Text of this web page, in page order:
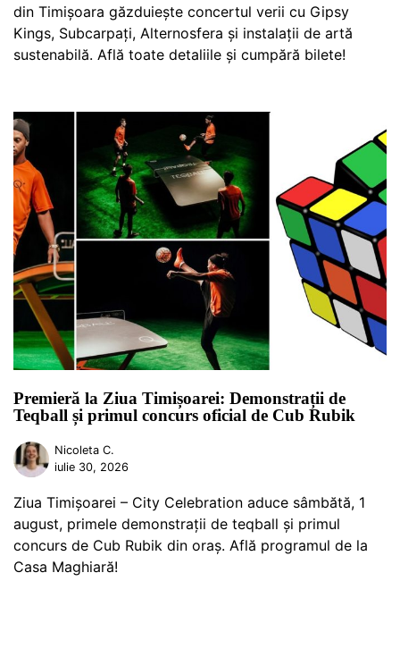
din Timișoara găzduiește concertul verii cu Gipsy
Kings, Subcarpați, Alternosfera și instalații de artă
sustenabilă. Află toate detaliile și cumpără bilete!
Premieră la Ziua Timișoarei: Demonstrații de
Teqball și primul concurs oficial de Cub Rubik
Nicoleta C.
iulie 30, 2026
Ziua Timișoarei – City Celebration aduce sâmbătă, 1
august, primele demonstrații de teqball și primul
concurs de Cub Rubik din oraș. Află programul de la
Casa Maghiară!